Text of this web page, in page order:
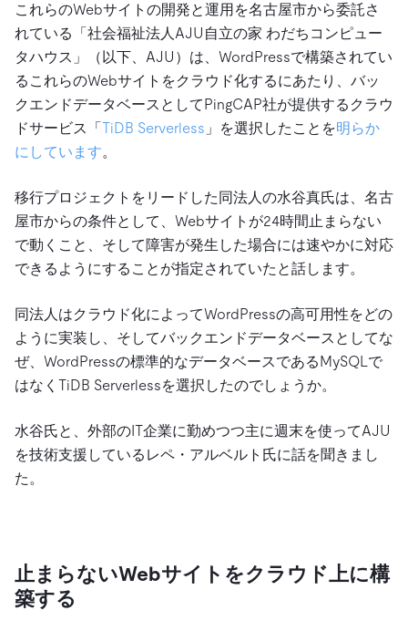
これらのWebサイトの開発と運用を名古屋市から委託さ
れている「社会福祉法人AJU自立の家 わだちコンピュー
タハウス」（以下、AJU）は、WordPressで構築されてい
るこれらのWebサイトをクラウド化するにあたり、バッ
クエンドデータベースとしてPingCAP社が提供するクラウ
ドサービス「TiDB Serverless 」を選択したことを明らか
にしています。
移行プロジェクトをリードした同法人の水谷真氏は、名古
屋市からの条件として、Webサイトが24時間止まらない
で動くこと、そして障害が発生した場合には速やかに対応
できるようにすることが指定されていたと話します。
同法人はクラウド化によってWordPressの高可用性をどの
ように実装し、そしてバックエンドデータベースとしてな
ぜ、WordPressの標準的なデータベースであるMySQLで
はなくTiDB Serverlessを選択したのでしょうか。
水谷氏と、外部のIT企業に勤めつつ主に週末を使ってAJU
を技術支援しているレペ・アルベルト氏に話を聞きまし
た。
止まらないWebサイトをクラウド上に構
築する